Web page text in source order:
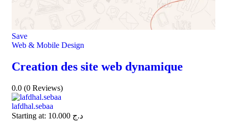
Save
Web & Mobile Design
Creation des site web dynamique
0.0 (0 Reviews)
lafdhal.sebaa
Starting at:
د.ج 10.000